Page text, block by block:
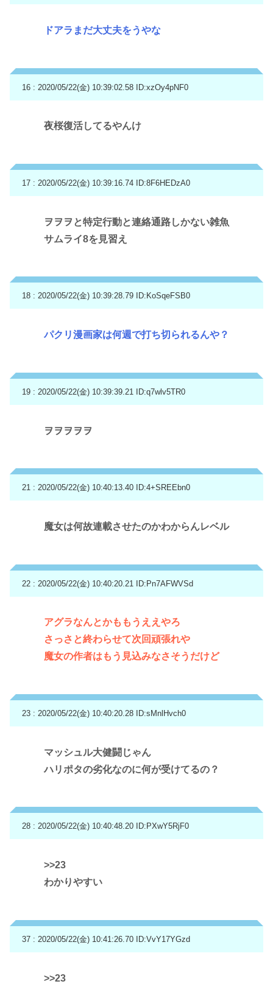
ドアラまだ大丈夫をうやな
16 : 2020/05/22(金) 10:39:02.58 ID:xzOy4pNF0
夜桜復活してるやんけ
17 : 2020/05/22(金) 10:39:16.74 ID:8F6HEDzA0
ヲヲヲと特定行動と連絡通路しかない雑魚
サムライ8を見習え
18 : 2020/05/22(金) 10:39:28.79 ID:KoSqeFSB0
パクリ漫画家は何週で打ち切られるんや？
19 : 2020/05/22(金) 10:39:39.21 ID:q7wlv5TR0
ヲヲヲヲヲ
21 : 2020/05/22(金) 10:40:13.40 ID:4+SREEbn0
魔女は何故連載させたのかわからんレベル
22 : 2020/05/22(金) 10:40:20.21 ID:Pn7AFWVSd
アグラなんとかももうええやろ
さっさと終わらせて次回頑張れや
魔女の作者はもう見込みなさそうだけど
23 : 2020/05/22(金) 10:40:20.28 ID:sMnlHvch0
マッシュル大健闘じゃん
ハリポタの劣化なのに何が受けてるの？
28 : 2020/05/22(金) 10:40:48.20 ID:PXwY5RjF0
>>23
わかりやすい
37 : 2020/05/22(金) 10:41:26.70 ID:VvY17YGzd
>>23